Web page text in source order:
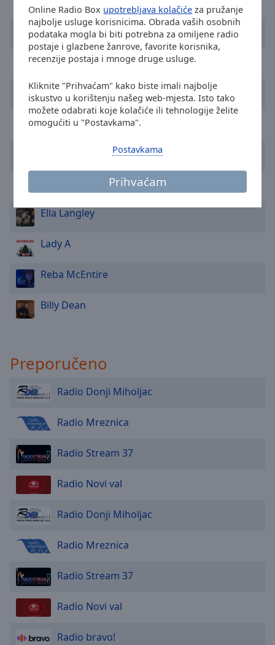
Online Radio Box upotrebljava kolačiće za pružanje
najbolje usluge korisnicima. Obrada vaših osobnih
podataka mogla bi biti potrebna za omiljene radio
postaje i glazbene žanrove, favorite korisnika,
recenzije postaja i mnoge druge usluge.
Kliknite "Prihvaćam" kako biste imali najbolje
iskustvo u korištenju našeg web-mjesta. Isto tako
možete odabrati koje kolačiće ili tehnologije želite
omogućiti u "Postavkama".
Prihvaćam
Postavkama
Background
Font
Family
Done
Modal
Dialog
window.
Shania Twain
Taylor Swift
Shaboozey
Kim Carnes
Ella Langley
Lady A
Reba McEntire
Billy Dean
Preporučeno
Radio Donji Miholjac
Radio Mreznica
Radio Stream 37
Radio Novi val
Radio Donji Miholjac
Radio Mreznica
Radio Stream 37
Radio Novi val
Radio bravo!